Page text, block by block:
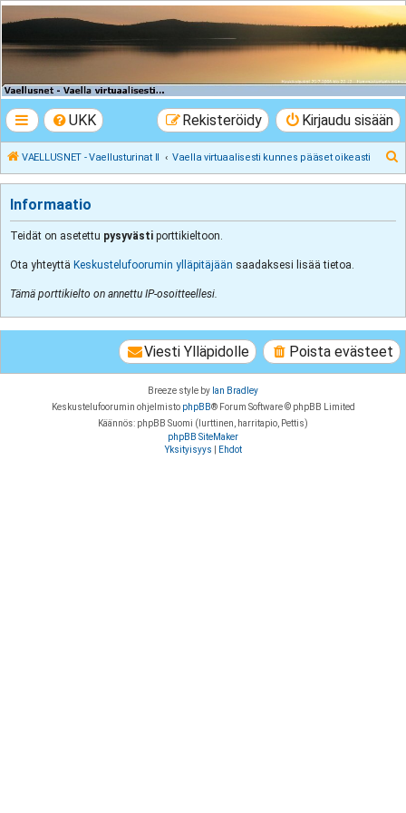
VAELLUSNET -
Vaellusturinat II
UKK Kirjaudu sisään
Rekisteröidy
VAELLUSNET - Vaellusturinat II Vaella virtuaalisesti kunnes pääset oikeasti
Informaatio
Teidät on asetettu pysyvästi porttikieltoon.
Ota yhteyttä Keskustelufoorumin ylläpitäjään saadaksesi lisää tietoa.
Tämä porttikielto on annettu IP-osoitteellesi.
Poista evästeet
Viesti Ylläpidolle
Breeze style by Ian Bradley
Keskustelufoorumin ohjelmisto phpBB® Forum Software © phpBB Limited
Käännös: phpBB Suomi (lurttinen, harritapio, Pettis)
phpBB SiteMaker
Yksityisyys
Ehdot